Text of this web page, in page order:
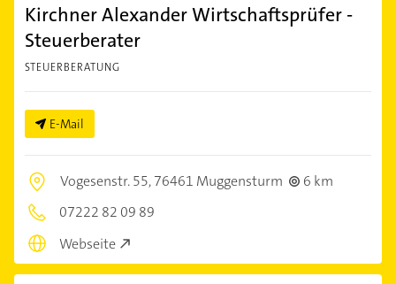
Kirchner Alexander Wirtschaftsprüfer -
Steuerberater
STEUERBERATUNG
E-Mail
Vogesenstr. 55,76461 Muggensturm
6 km
07222 82 09 89
Webseite